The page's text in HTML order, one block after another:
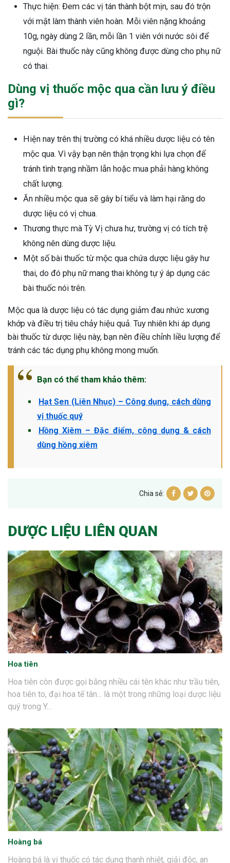
Thực hiện: Đem các vị tán thành bột mịn, sau đó trộn
với mật làm thành viên hoàn. Mỗi viên nặng khoảng
10g, ngày dùng 2 lần, mỗi lần 1 viên với nước sôi để
nguội. Bài thuốc này cũng không được dùng cho phụ nữ
có thai.
Dùng vị thuốc mộc qua cần lưu ý điều
gì?
Hiện nay trên thị trường có khá nhiều dược liệu có tên
mộc qua. Vì vậy bạn nên thận trọng khi lựa chọn để
tránh tình trạng nhầm lẫn hoặc mua phải hàng không
chất lượng.
Ăn nhiều mộc qua sẽ gây bí tiểu và làm hại răng do
dược liệu có vị chua.
Thương thực mà Tỳ Vị chưa hư, trường vị có tích trệ
không nên dùng dược liệu.
Một số bài thuốc từ mộc qua chứa dược liệu gây hư
thai, do đó phụ nữ mang thai không tự ý áp dụng các
bài thuốc nói trên.
Mộc qua là dược liệu có tác dụng giảm đau nhức xương
khớp và điều trị tiêu chảy hiệu quả. Tuy nhiên khi áp dụng
bài thuốc từ dược liệu này, bạn nên điều chỉnh liều lượng để
tránh các tác dụng phụ không mong muốn.
Bạn có thể tham khảo thêm:
Hạt Sen (Liên Nhục) – Công dụng, cách dùng
vị thuốc quý
Hồng Xiêm – Đặc điểm, công dụng & cách
dùng hồng xiêm
Chia sẻ:
DƯỢC LIỆU LIÊN QUAN
Hoa tiên
Hoa tiên còn được gọi bằng nhiều cái tên khác như trầu tiên,
hoa tiên to, đại hoa tế tân... là một trong những loại dược liệu
quý trong Y…
Hoàng bá
Hoàng bá là vị thuốc có tác dụng thanh nhiệt, giải độc, an